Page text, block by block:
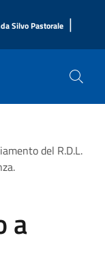
Silvo Pastorale |
del R.D.L.
a